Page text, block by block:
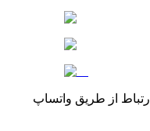
ارتباط از طریق واتساپ